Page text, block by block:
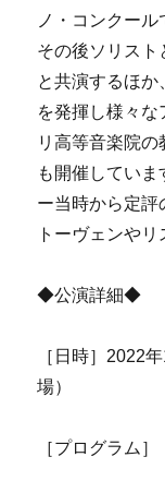
ノ・コンクール
その後ソリスト
と共演するほ
を発揮し様々
リ高等音楽院
も開催していま
ー当時から定評
トーヴェンやリ
◆公演詳細◆
［日時］2022
場）
［プログラム］